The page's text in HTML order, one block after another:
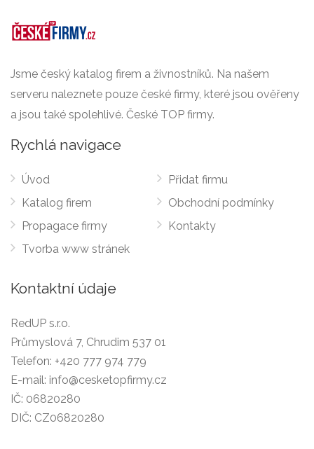
Jsme český katalog firem a živnostníků. Na našem
serveru naleznete pouze české firmy, které jsou ověřeny
a jsou také spolehlivé. České TOP firmy.
Rychlá navigace
Úvod
Katalog firem
Propagace firmy
Tvorba www stránek
Přidat firmu
Obchodní podmínky
Kontakty
Kontaktní údaje
RedUP s.r.o.
Průmyslová 7, Chrudim 537 01
Telefon: +420 777 974 779
E-mail: info@cesketopfirmy.cz
IČ: 06820280
DIČ: CZ06820280